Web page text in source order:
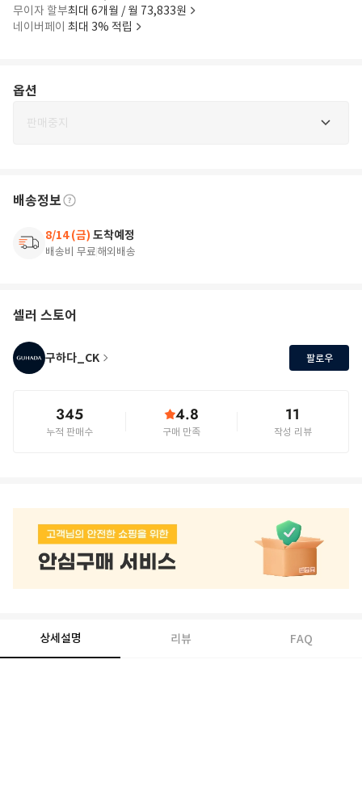
무이자 할부최대 6개월 / 월 73,833원
네이버페이 최대 3% 적립
옵션
판매중지
배송정보
8/14 (금) 도착예정
배송비 무료해외배송
셀러 스토어
구하다_CK 팔로우
345
누적 판매수
4.8
구매 만족
11
작성 리뷰
상세설명 리뷰 FAQ